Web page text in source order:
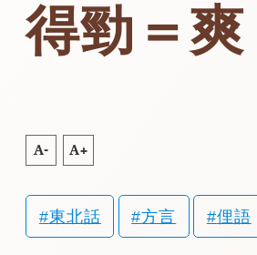
得勁＝爽
A- A+
東北話 方言 俚語